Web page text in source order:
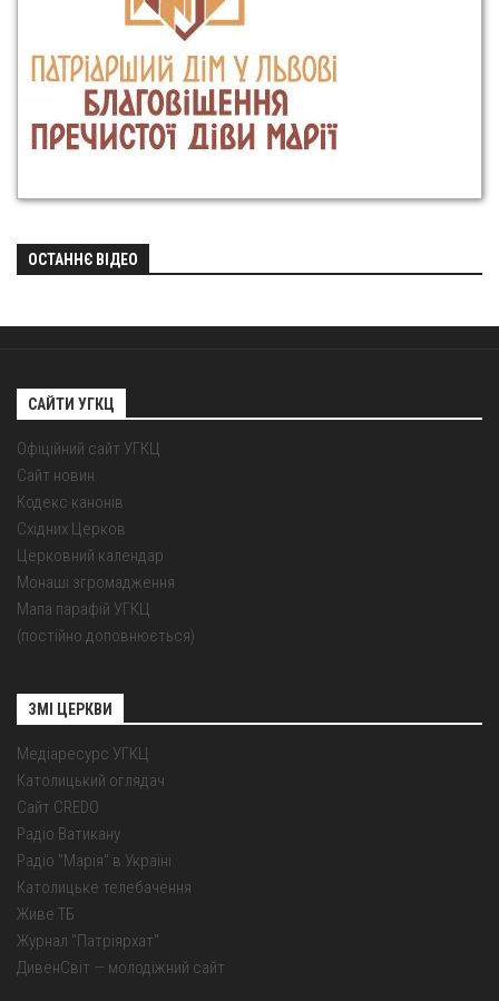
ОСТАННЄ ВІДЕО
САЙТИ УГКЦ
Офіційний сайт УГКЦ
Сайт новин
Кодекс канонів
Східних Церков
Церковний календар
Монаші згромадження
Мапа парафій УГКЦ
(постійно доповнюється)
ЗМІ ЦЕРКВИ
Медіаресурс УГКЦ
Католицький оглядач
Сайт CREDO
Радіо Ватикану
Радіо "Марія" в Україні
Католицьке телебачення
Живе ТБ
Журнал "Патріярхат"
ДивенСвіт — молодіжний сайт